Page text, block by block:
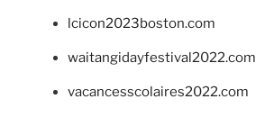
lcicon2023boston.com
waitangidayfestival2022.com
vacancesscolaires2022.com